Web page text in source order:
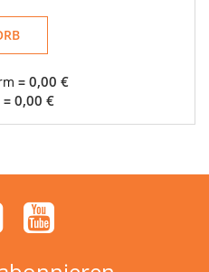
= 0,00 €
= 0,00 €